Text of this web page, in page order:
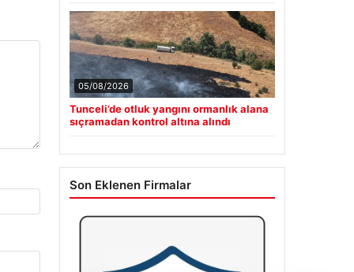
05/08/2026
Tunceli’de otluk yangını ormanlık alana
sıçramadan kontrol altına alındı
Son Eklenen Firmalar